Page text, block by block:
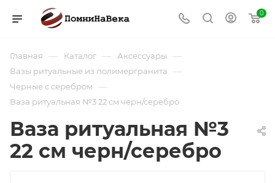
0
Главная — Каталог — Аксессуары —
Вазы ритуальные из полимергранита —
Черные с серебром —
Ваза ритуальная №3 22 см черн/серебро
Ваза ритуальная №3
22 см черн/серебро